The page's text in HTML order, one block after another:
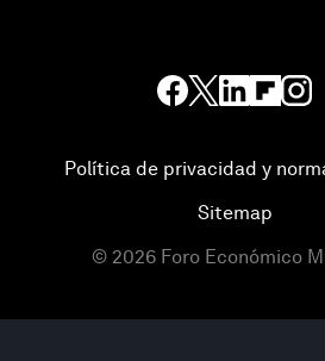
Política de privacidad y
Sitemap
© 2026 Foro Económico